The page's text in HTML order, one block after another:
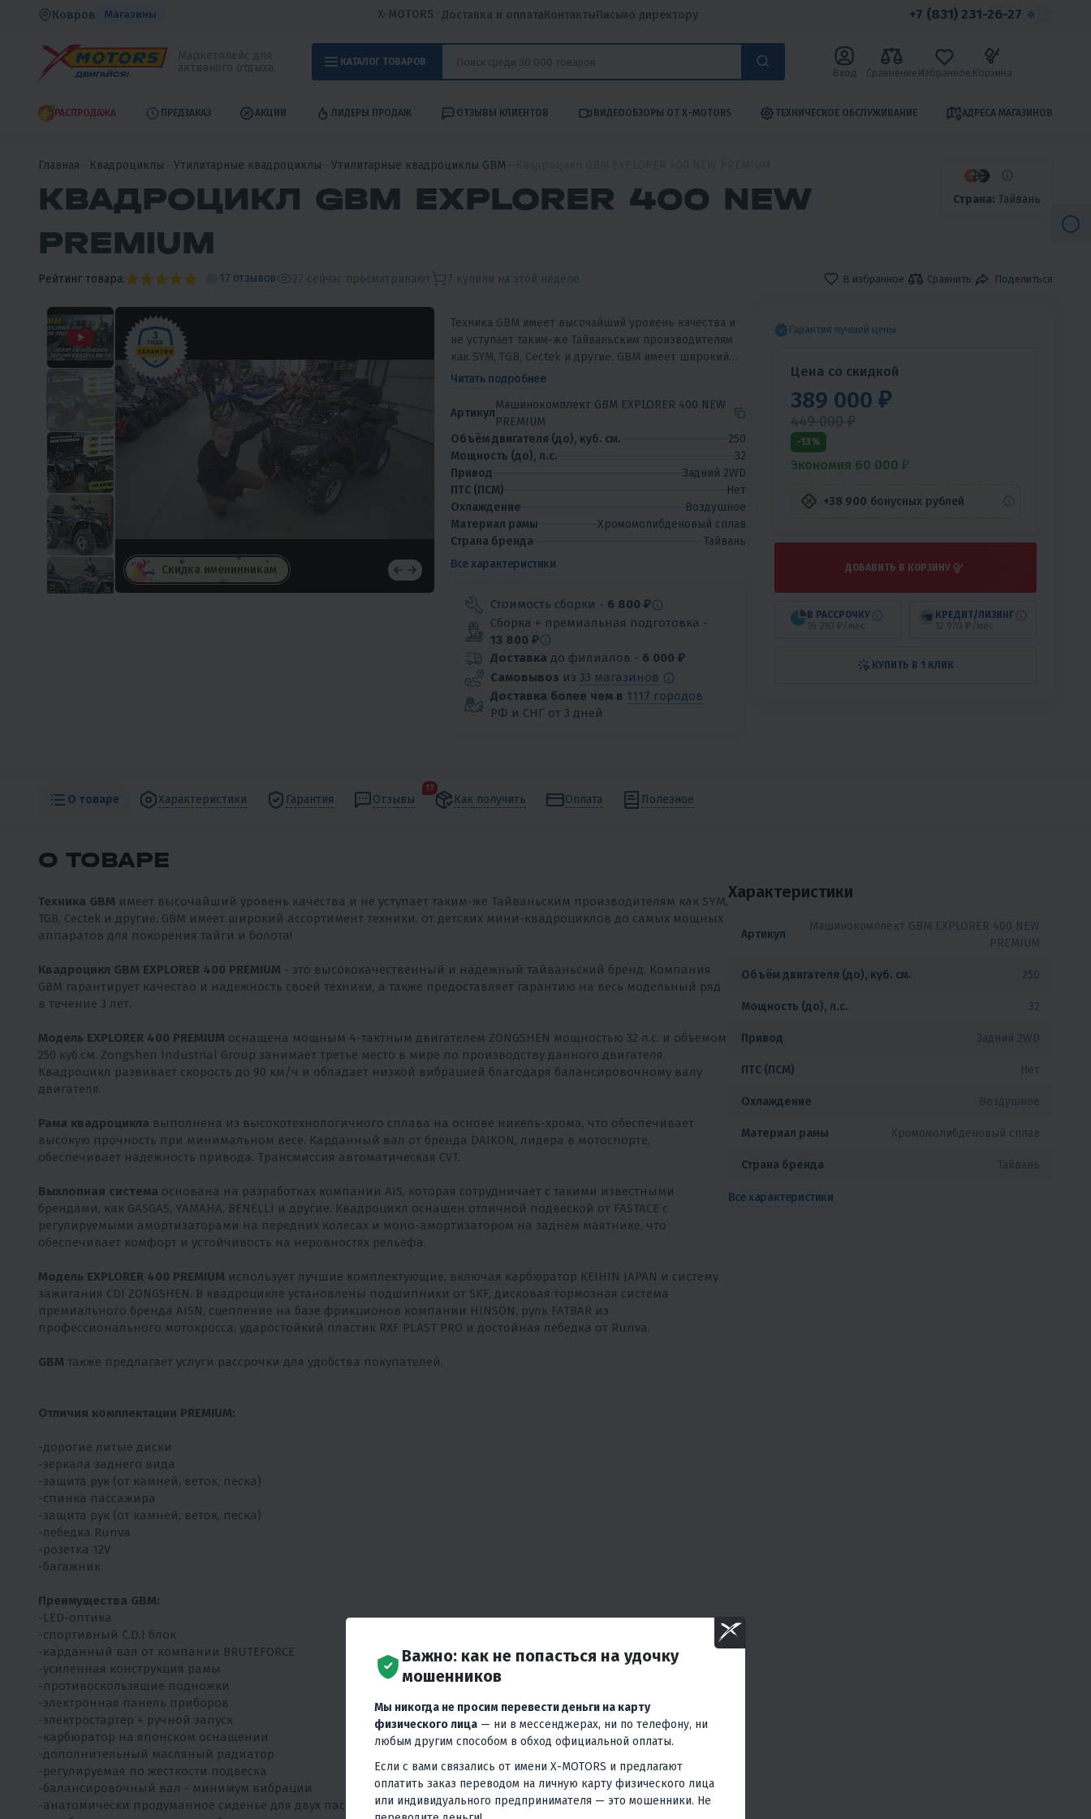
Ковров Магазины X-MOTORS Доставка и оплатаКонтактыПисьмо директору +7 (831) 231-26-27
КАТАЛОГ ТОВАРОВ
Вход Сравнение Избранное Корзина
РАСПРОДАЖА ПРЕДЗАКАЗ АКЦИИ ЛИДЕРЫ ПРОДАЖ ОТЗЫВЫ КЛИЕНТОВ ВИДЕООБЗОРЫ ОТ X-MOTORS ТЕХНИЧЕСКОЕ ОБСЛУЖИВАНИЕ АДРЕСА МАГАЗИНОВ
Главная Квадроциклы Утилитарные квадроциклы Утилитарные квадроциклы GBM
КВАДРОЦИКЛ GBM EXPLORER 400 NEW
PREMIUM
Страна: Тайвань
Рейтинг товара: 17 отзывов 27 сейчас просматривают 7 купили на этой неделе В избранное Сравнить Поделиться
Скидка именинникам
Техника GBM имеет высочайший уровень качества и
не уступает таким-же Тайваньским производителям
как SYM, TGB, Cectek и другие. GBM имеет широкий
ассортимент техники, от детских мини-квадроциклов
Читать подробнее
Артикул
Машинокомплект GBM EXPLORER 400 NEW
PREMIUM
Объём двигателя (до), куб. см.
250
Мощность (до), л.с.
32
Привод
Задний 2WD
ПТС (ПСМ)
Нет
Охлаждение
Воздушное
Материал рамы
Хромомолибденовый сплав
Страна бренда
Тайвань
Все характеристики
Стоимость сборки - 6 800 ₽
Сборка + премиальная подготовка -
13 800 ₽
Доставка до филиалов - 6 000 ₽
Самовывоз из 33 магазинов
Доставка более чем в 1117 городов
РФ и СНГ от 3 дней
Гарантия лучшей цены
Цена со скидкой
389 000 ₽
449 000 ₽
-13%
Экономия 60 000 ₽
+38 900 бонусных рублей
ДОБАВИТЬ В КОРЗИНУ
В РАССРОЧКУ
16 210 ₽/мес
КРЕДИТ/ЛИЗИНГ
12 970 ₽/мес
КУПИТЬ В 1 КЛИК
О товаре Характеристики Гарантия Отзывы
17
Как получить Оплата Полезное
О ТОВАРЕ
Техника GBM имеет высочайший уровень качества и не уступает таким-же Тайваньским производителям как SYM,
TGB, Cectek и другие. GBM имеет широкий ассортимент техники, от детских мини-квадроциклов до самых мощных
аппаратов для покорения тайги и болота!
Квадроцикл GBM EXPLORER 400 PREMIUM - это высококачественный и надежный тайваньский бренд. Компания
GBM гарантирует качество и надежность своей техники, а также предоставляет гарантию на весь модельный ряд
в течение 3 лет.
Модель EXPLORER 400 PREMIUM оснащена мощным 4-тактным двигателем ZONGSHEN мощностью 32 л.с. и объемом
250 куб.см. Zongshen Industrial Group занимает третье место в мире по производству данного двигателя.
Квадроцикл развивает скорость до 90 км/ч и обладает низкой вибрацией благодаря балансировочному валу
двигателя.
Рама квадроцикла выполнена из высокотехнологичного сплава на основе никель-хрома, что обеспечивает
высокую прочность при минимальном весе. Карданный вал от бренда DAIKON, лидера в мотоспорте,
обеспечивает надежность привода. Трансмиссия автоматическая CVT.
Выхлопная система основана на разработках компании AIS, которая сотрудничает с такими известными
брендами, как GASGAS, YAMAHA, BENELLI и другие. Квадроцикл оснащен отличной подвеской от FASTACE с
регулируемыми амортизаторами на передних колесах и моно-амортизатором на заднем маятнике, что
обеспечивает комфорт и устойчивость на неровностях рельефа.
Модель EXPLORER 400 PREMIUM использует лучшие комплектующие, включая карбюратор KEIHIN JAPAN и систему
зажигания CDI ZONGSHEN. В квадроцикле установлены подшипники от SKF, дисковая тормозная система
премиального бренда AISN, сцепление на базе фрикционов компании HINSON, руль FATBAR из
профессионального мотокросса, ударостойкий пластик RXF PLAST PRO и достойная лебедка от Runva.
GBM также предлагает услуги рассрочки для удобства покупателей.
Отличия комплектации PREMIUM:
-дорогие литые диски
-зеркала заднего вида
-защита рук (от камней, веток, песка)
-спинка пассажира
-защита рук (от камней, веток, песка)
-лебедка Runva
-розетка 12V
-багажник
Преимущества GBM:
-LED-оптика
-спортивный C.D.I блок
-карданный вал от компании BRUTEFORCE
-усиленная конструкция рамы
-противоскользящие подножки
-электронная панель приборов
-электростартер + ручной запуск
-карбюратор на японском оснащении
-дополнительный масляный радиатор
-регулируемая по жесткости подвеска
-балансировочный вал - минимум вибрации
-анатомически продуманное сиденье для двух пассажиров
Характеристики
Артикул
Машинокомплект GBM EXPLORER 400 NEW
PREMIUM
Объём двигателя (до), куб. см. 250
Мощность (до), л.с. 32
Привод Задний 2WD
ПТС (ПСМ) Нет
Охлаждение Воздушное
Материал рамы Хромомолибденовый сплав
Страна бренда Тайвань
Все характеристики
Важно: как не попасться на удочку
мошенников
Мы никогда не просим перевести деньги на карту
физического лица — ни в мессенджерах, ни по телефону, ни
любым другим способом в обход официальной оплаты.
Если с вами связались от имени X-MOTORS и предлагают
оплатить заказ переводом на личную карту физического лица
или индивидуального предпринимателя — это мошенники. Не